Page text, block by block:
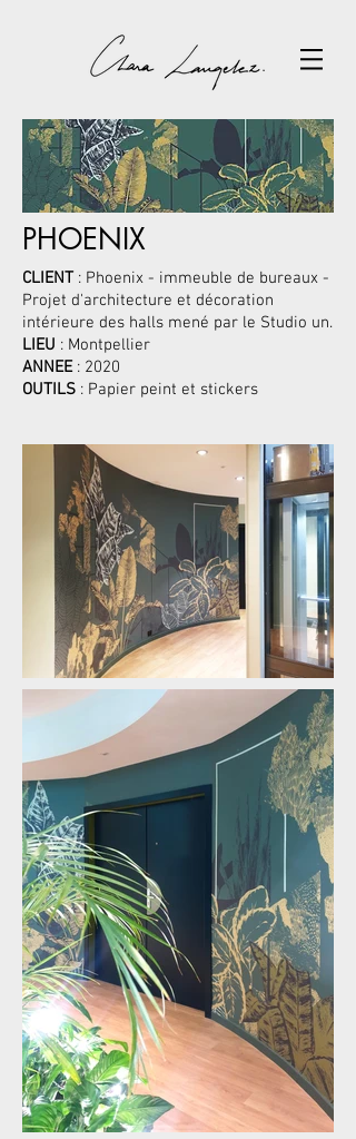
PHOENIX
CLIENT: Phoenix - immeuble de bureaux -
Projet d'architecture et décoration
intérieure des halls mené par le Studio un.
LIEU : Montpellier
ANNEE : 2020
OUTILS : Papier peint et stickers